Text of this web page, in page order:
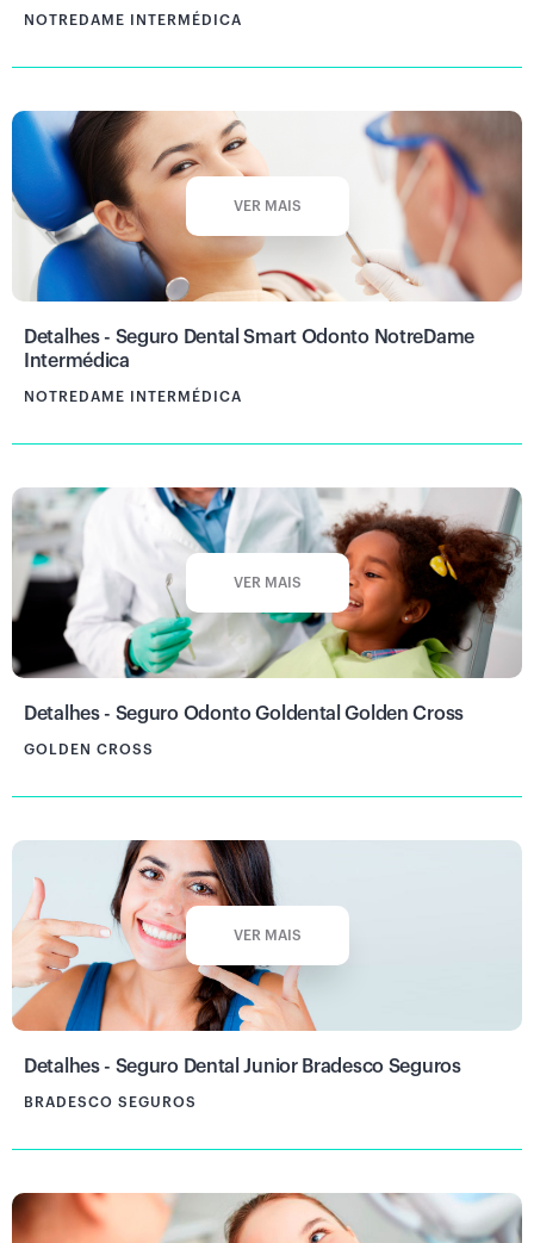
NOTREDAME INTERMÉDICA
VER MAIS
Detalhes - Seguro Dental Smart Odonto NotreDame
Intermédica
NOTREDAME INTERMÉDICA
VER MAIS
Detalhes - Seguro Odonto Goldental Golden Cross
GOLDEN CROSS
VER MAIS
Detalhes - Seguro Dental Junior Bradesco Seguros
BRADESCO SEGUROS